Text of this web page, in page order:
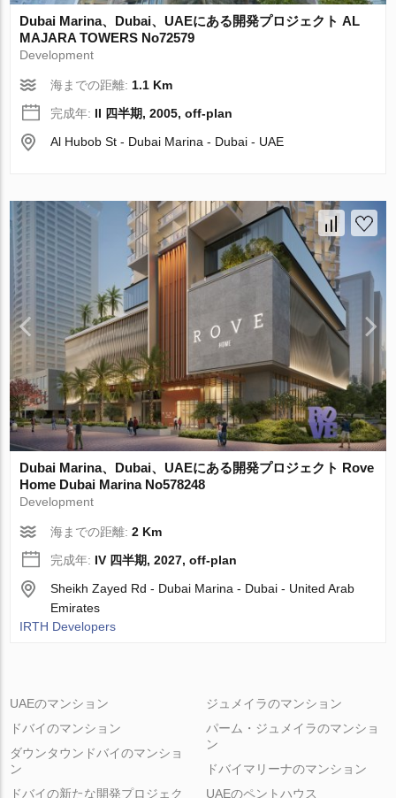
Dubai Marina、Dubai、UAEにある開発プロジェクト AL
MAJARA TOWERS No72579
Development
海までの距離: 1.1 Km
完成年: II 四半期, 2005, off-plan
Al Hubob St - Dubai Marina - Dubai - UAE
Dubai Marina、Dubai、UAEにある開発プロジェクト Rove
Home Dubai Marina No578248
Development
海までの距離:2 Km
完成年: IV 四半期, 2027, off-plan
Sheikh Zayed Rd - Dubai Marina - Dubai - United Arab
Emirates
IRTH Developers
UAEのマンション
ドバイのマンション
ダウンタウンドバイのマンショ
ン
ジュメイラのマンション
パーム・ジュメイラのマンショ
ン
ドバイマリーナのマンション
ドバイの新たな開発プロジェク
UAEのペントハウス